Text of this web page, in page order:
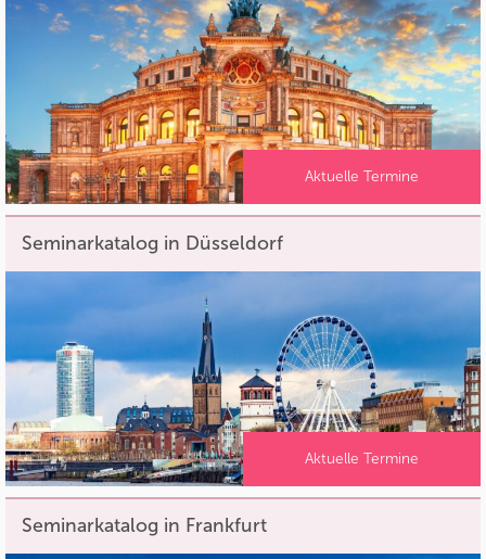
Aktuelle Termine
Seminarkatalog in Düsseldorf
Aktuelle Termine
Seminarkatalog in Frankfurt